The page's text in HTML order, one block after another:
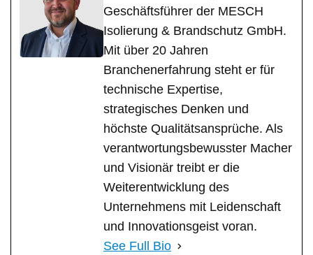
Geschäftsführer der MESCH
Isolierung & Brandschutz GmbH.
Mit über 20 Jahren
Branchenerfahrung steht er für
technische Expertise,
strategisches Denken und
höchste Qualitätsansprüche. Als
verantwortungsbewusster Macher
und Visionär treibt er die
Weiterentwicklung des
Unternehmens mit Leidenschaft
und Innovationsgeist voran.
See Full Bio